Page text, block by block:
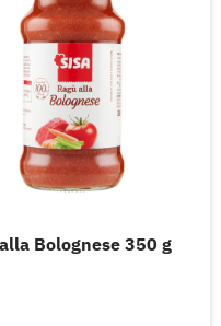
Bolognese 350 g